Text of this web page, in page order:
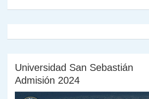
Universidad San Sebastián
Admisión 2024